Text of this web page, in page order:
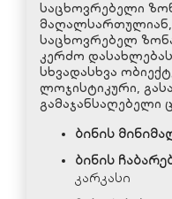
საცხოვრებელი
მაღალსართულიან,
საცხოვრებელ
კერძო
სხვადასხვა
ლოჯისტიკური,
გამაჯანსაღებელი
ბინის
ბინის
კარკასი